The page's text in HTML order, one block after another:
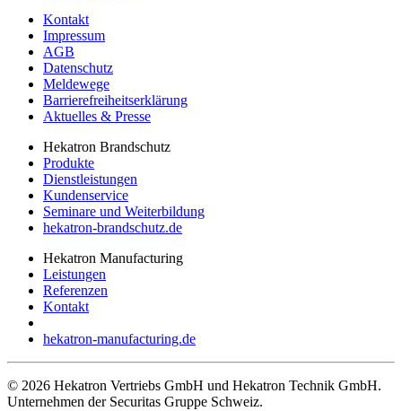
Kontakt
Impressum
AGB
Datenschutz
Meldewege
Barrierefreiheitserklärung
Aktuelles & Presse
Hekatron Brandschutz
Produkte
Dienstleistungen
Kundenservice
Seminare und Weiterbildung
hekatron-brandschutz.de
Hekatron Manufacturing
Leistungen
Referenzen
Kontakt
hekatron-manufacturing.de
© 2026 Hekatron Vertriebs GmbH und Hekatron Technik GmbH.
Unternehmen der Securitas Gruppe Schweiz.